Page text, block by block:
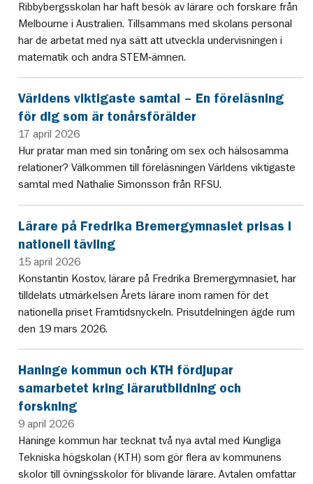
Ribbybergsskolan har haft besök av lärare och forskare från
Melbourne i Australien. Tillsammans med skolans personal
har de arbetat med nya sätt att utveckla undervisningen i
matematik och andra STEM‑ämnen.
Världens viktigaste samtal – En föreläsning
för dig som är tonårsförälder
17 april 2026
Hur pratar man med sin tonåring om sex och hälsosamma
relationer? Välkommen till föreläsningen Världens viktigaste
samtal med Nathalie Simonsson från RFSU.
Lärare på Fredrika Bremergymnasiet prisas i
nationell tävling
15 april 2026
Konstantin Kostov, lärare på Fredrika Bremergymnasiet, har
tilldelats utmärkelsen Årets lärare inom ramen för det
nationella priset Framtidsnyckeln. Prisutdelningen ägde rum
den 19 mars 2026.
Haninge kommun och KTH fördjupar
samarbetet kring lärarutbildning och
forskning
9 april 2026
Haninge kommun har tecknat två nya avtal med Kungliga
Tekniska högskolan (KTH) som gör flera av kommunens
skolor till övningsskolor för blivande lärare. Avtalen omfattar